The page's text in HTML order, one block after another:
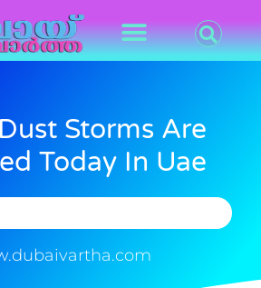
Storms Are
Today In Uae